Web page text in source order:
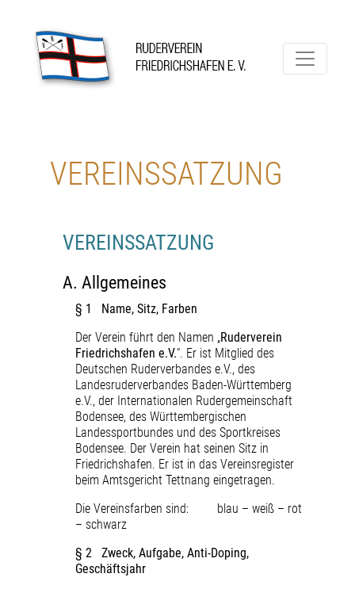
content
VEREINSSATZUNG
VEREINSSATZUNG
A. Allgemeines
§ 1 Name, Sitz, Farben
Der Verein führt den Namen „Ruderverein
Friedrichshafen e.V.“. Er ist Mitglied des
Deutschen Ruderverbandes e.V., des
Landesruderverbandes Baden-Württemberg
e.V., der Internationalen Rudergemeinschaft
Bodensee, des Württembergischen
Landessportbundes und des Sportkreises
Bodensee. Der Verein hat seinen Sitz in
Friedrichshafen. Er ist in das Vereinsregister
beim Amtsgericht Tettnang eingetragen.
Die Vereinsfarben sind: blau – weiß – rot
– schwarz
§ 2 Zweck, Aufgabe, Anti-Doping,
Geschäftsjahr